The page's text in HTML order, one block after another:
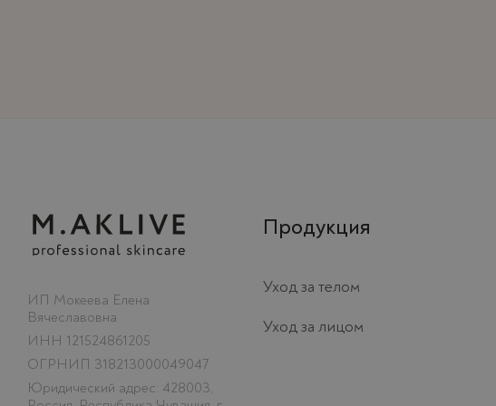
ИП Мокеева Елена
Вячеславовна
ИНН 121524861205
ОГРНИП 318213000049047
Юридический адрес: 428003,
Продукция
Уход за телом
Уход за лицом